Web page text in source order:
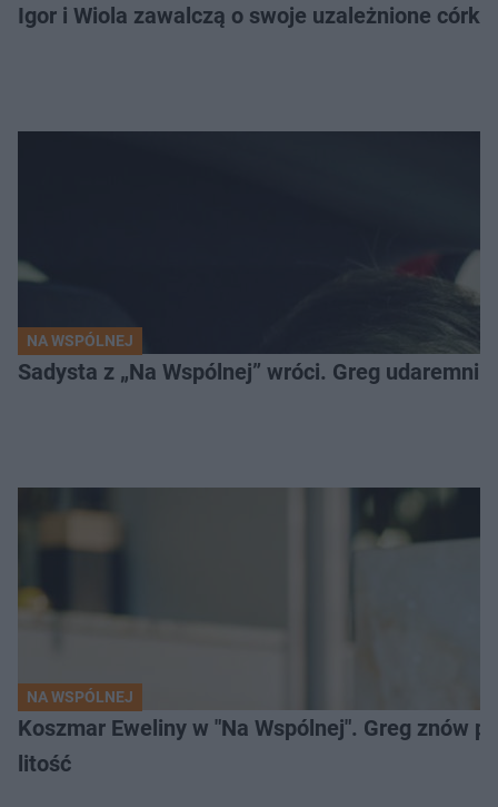
Igor i Wiola zawalczą o swoje uzależnione
NA WSPÓLNEJ
Sadysta z „Na Wspólnej” wróci. Greg udaremni
NA WSPÓLNEJ
Koszmar Eweliny w "Na Wspólnej". Greg znów
litość